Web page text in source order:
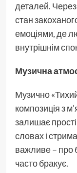
деталей. Через
стан
емоціями, де
внутрішнім
Музична
Музично
композиція з
залишає
словах і
важливе – про
часто бракує.